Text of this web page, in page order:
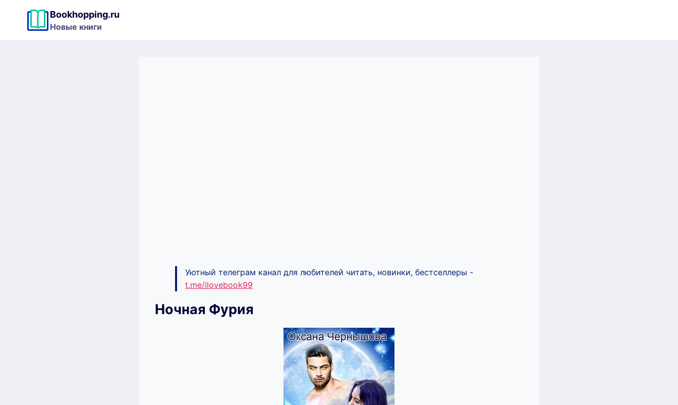
содержимому
Bookhopping.ru
Новые книги
Уютный телеграм канал для любителей читать, новинки, бестселлеры -
t.me/ilovebook99
Ночная Фурия